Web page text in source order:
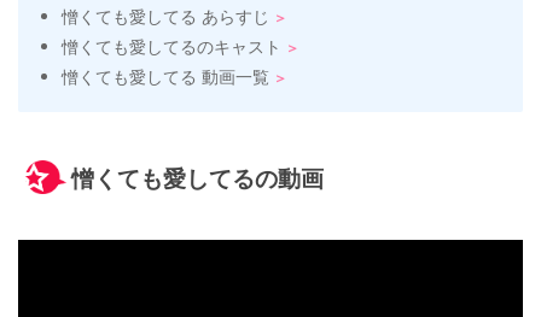
憎くても愛してる あらすじ
憎くても愛してるのキャスト
憎くても愛してる 動画一覧
憎くても愛してるの動画